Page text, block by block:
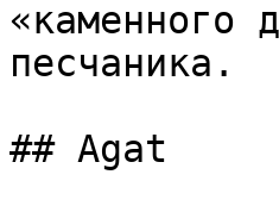
«каменного
песчаника.
## Agat